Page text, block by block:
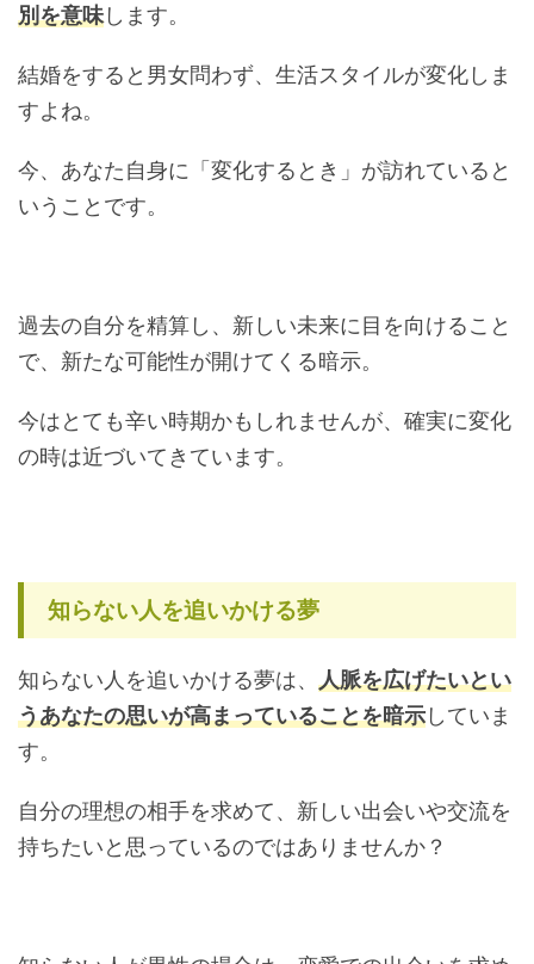
別を意味します。
結婚をすると男女問わず、生活スタイルが変化しま
すよね。
今、あなた自身に「変化するとき」が訪れていると
いうことです。
過去の自分を精算し、新しい未来に目を向けること
で、新たな可能性が開けてくる暗示。
今はとても辛い時期かもしれませんが、確実に変化
の時は近づいてきています。
知らない人を追いかける夢
知らない人を追いかける夢は、 人脈を広げたいとい
うあなたの思いが高まっていることを暗示していま
す。
自分の理想の相手を求めて、新しい出会いや交流を
持ちたいと思っているのではありませんか？